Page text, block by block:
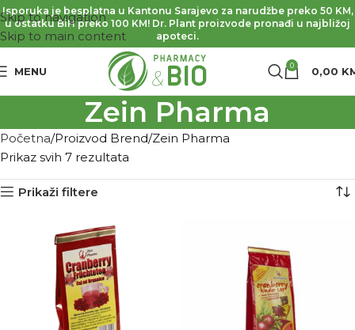
Skip to navigation
Skip to main content
Isporuka je besplatna u Kantonu Sarajevo za narudžbe preko 50 KM,
u ostatku BiH preko 100 KM! Dr. Plant proizvode pronađi u najbližoj
apoteci.
MENU 0 0,00
Zein Pharma
Početna Proizvod Brend Zein Pharma
Prikaz svih 7 rezultata
Prikaži filtere